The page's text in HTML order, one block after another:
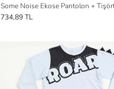
Some Noise Ekose Pantolon +
734,89 TL